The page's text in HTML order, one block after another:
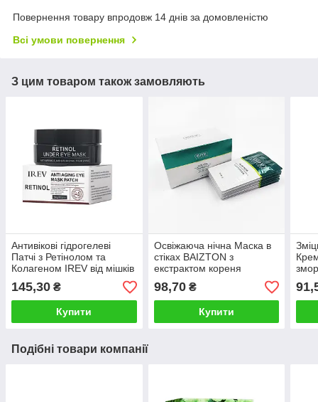
Повернення товару впродовж 14 днів за домовленістю
Всі умови повернення
З цим товаром також замовляють
Антивікові гідрогелеві
Патчі з Ретінолом та
Колагеном IREV від мішків
та темних кіл під очима,
60шт
145,30 ₴
Купити
Освіжаюча нічна Маска в
стіках BAIZTON з
екстрактом кореня
азіатської Центелли та
Алое Вера, зволожуюча,
60г
98,70₴
Купити
Подібні товари компанії